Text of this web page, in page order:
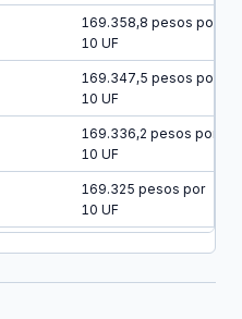
169.358,8 pesos por
10 UF
169.347,5 pesos por
10 UF
169.336,2 pesos por
10 UF
169.325 pesos por
10 UF